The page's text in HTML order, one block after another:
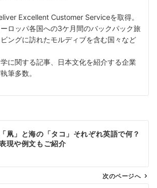
Excellent Customer Serviceを取得。
ロッパ各国への3ケ月間のバックパック旅
ングに訪れたモルディブを含む国々など
に関する記事、日本文化を紹介する企業
筆多数。
凧」と海の「タコ」それぞれ英語で何？
現や例文もご紹介
次のページへ